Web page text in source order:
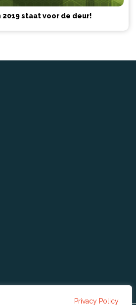
Privacy Policy
2019 staat voor de deur!